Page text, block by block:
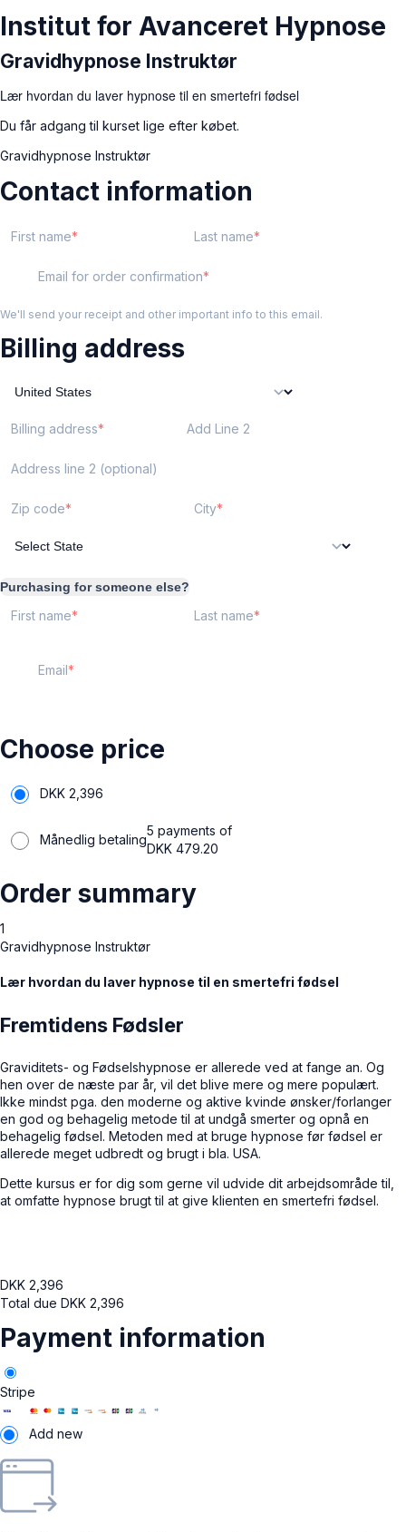
Institut for Avanceret Hypnose
Gravidhypnose Instruktør
Lær hvordan du laver hypnose til en smertefri fødsel
Du får adgang til kurset lige efter købet.
Gravidhypnose Instruktør
Contact information
First name Last name
Email for order confirmation
We'll send your receipt and other important info to this email.
Billing address
Billing address Add Line 2
Address line 2 (optional)
Zip code City
Purchasing for someone else?
First name Last name
Email
Choose price
DKK 2,396
Månedlig betaling
5 payments of
DKK 479.20
Order summary
1
Gravidhypnose Instruktør
Lær hvordan du laver hypnose til en smertefri fødsel
Fremtidens Fødsler
Graviditets- og Fødselshypnose er allerede ved at fange an. Og
hen over de næste par år, vil det blive mere og mere populært.
Ikke mindst pga. den moderne og aktive kvinde ønsker/forlanger
en god og behagelig metode til at undgå smerter og opnå en
behagelig fødsel. Metoden med at bruge hypnose før fødsel er
allerede meget udbredt og brugt i bla. USA.
Dette kursus er for dig som gerne vil udvide dit arbejdsområde til,
at omfatte hypnose brugt til at give klienten en smertefri fødsel.
DKK 2,396
Total due DKK 2,396
Payment information
Stripe
Add new